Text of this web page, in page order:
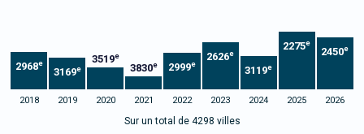
2968e
3169e
3519e
3830e 2999e
2626e
3119e
2275e
2450e
2018 2019 2020 2021 2022 2023 2024 2025 2026
Sur un total de 4298 villes